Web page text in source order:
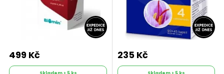
499 Kč 235 Kč